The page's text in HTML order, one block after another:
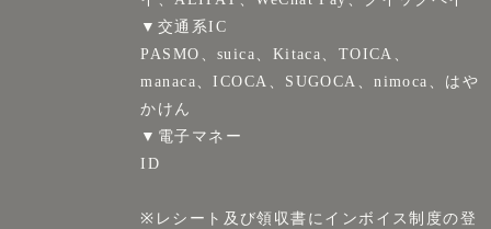
▼交通系IC
PASMO、suica、Kitaca、TOICA、
manaca、ICOCA、SUGOCA、nimoca、はや
かけん
▼電子マネー
ID
※レシート及び領収書にインボイス制度の登